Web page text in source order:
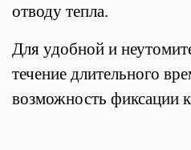
отводу тепла.
Для удобной и
течение длительного
возможность фиксации